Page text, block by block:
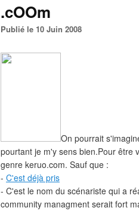
.cOOm
Publié le 10 Juin 2008
On pourrait
pourtant je m'y sens bien.Pour être
genre keruo.com. Sauf que :
- C'est déjà pris
- C'est le nom du scénariste qui a
community managment serait fort